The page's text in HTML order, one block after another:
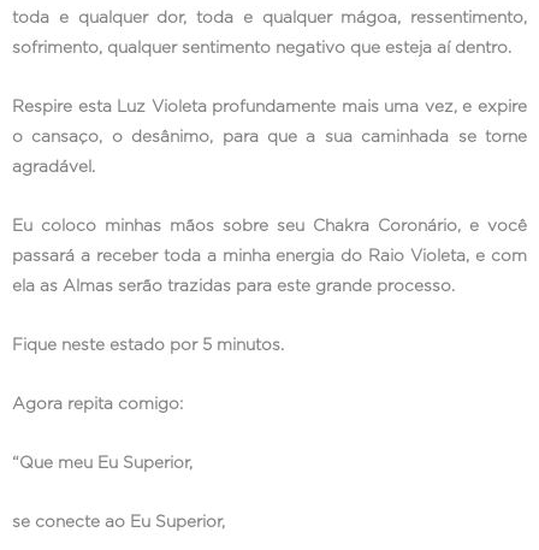
toda e qualquer dor, toda e qualquer mágoa, ressentimento,
sofrimento, qualquer sentimento negativo que esteja aí dentro.
Respire esta Luz Violeta profundamente mais uma vez, e expire
o cansaço, o desânimo, para que a sua caminhada se torne
agradável.
Eu coloco minhas mãos sobre seu Chakra Coronário, e você
passará a receber toda a minha energia do Raio Violeta, e com
ela as Almas serão trazidas para este grande processo.
Fique neste estado por 5 minutos.
Agora repita comigo:
“Que meu Eu Superior,
se conecte ao Eu Superior,